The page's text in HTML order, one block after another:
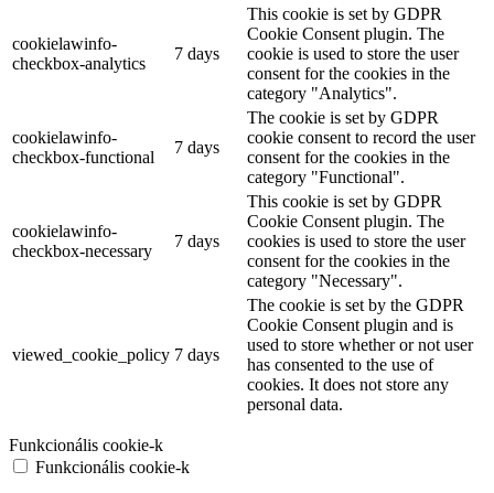
cookielawinfo-
checkbox-analytics
7 days
This cookie is set by GDPR
Cookie Consent plugin. The
cookie is used to store the user
consent for the cookies in the
category "Analytics".
cookielawinfo-
checkbox-functional
7 days
The cookie is set by GDPR
cookie consent to record the user
consent for the cookies in the
category "Functional".
cookielawinfo-
checkbox-necessary
7 days
This cookie is set by GDPR
Cookie Consent plugin. The
cookies is used to store the user
consent for the cookies in the
category "Necessary".
viewed_cookie_policy 7 days
The cookie is set by the GDPR
Cookie Consent plugin and is
used to store whether or not user
has consented to the use of
cookies. It does not store any
personal data.
Funkcionális cookie-k
Funkcionális cookie-k